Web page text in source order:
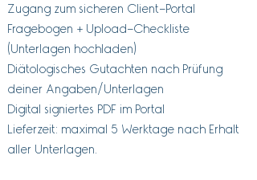
Zugang zum sicheren Client-Portal
Fragebogen + Upload-Checkliste
(Unterlagen hochladen)
Diätologisches Gutachten nach Prüfung
deiner Angaben/Unterlagen
Digital signiertes PDF im Portal
Lieferzeit: maximal 5 Werktage nach Erhalt
aller Unterlagen.